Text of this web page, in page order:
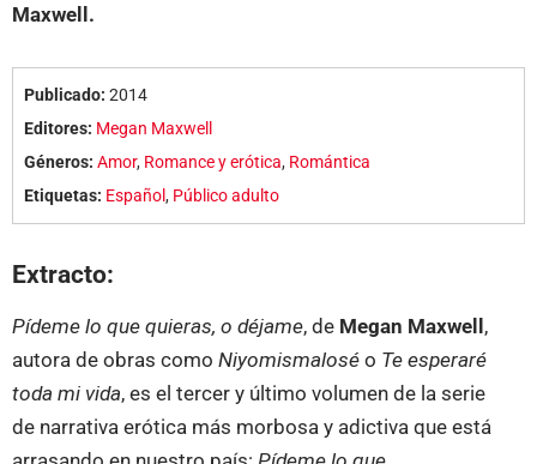
Maxwell.
Publicado: 2014
Editores: Megan Maxwell
Géneros: Amor, Romance y erótica, Romántica
Etiquetas: Español, Público adulto
Extracto:
Pídeme lo que quieras, o déjame, de Megan Maxwell ,
autora de obras como Niyomismalosé o Te esperaré
toda mi vida, es el tercer y último volumen de la serie
de narrativa erótica más morbosa y adictiva que está